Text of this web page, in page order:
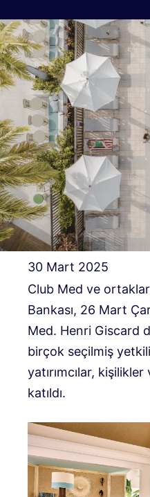
30 Mart 2025
Club Med ve
Bankası, 26 Mart
Med. Henri Giscard
birçok seçilmiş
yatırımcılar,
katıldı.